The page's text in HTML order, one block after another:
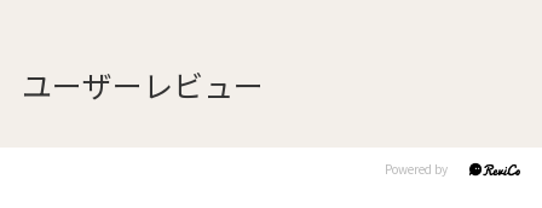
ユーザーレビュー